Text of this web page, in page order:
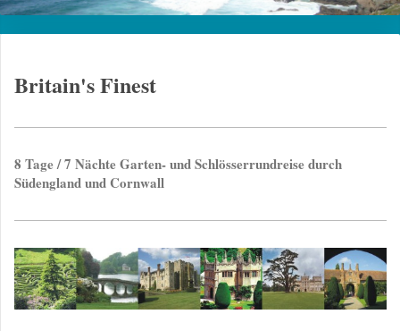
Britain's Finest
8 Tage / 7 Nächte Garten- und Schlösserrundreise durch
Südengland und Cornwall